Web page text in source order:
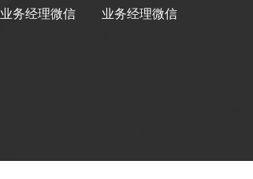
业务经理微信 业务经理微信